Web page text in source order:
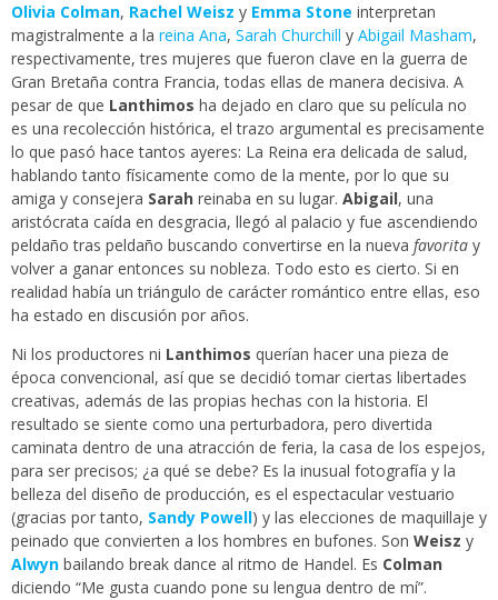
Olivia Colman, Rachel Weisz y Emma Stone interpretan
magistralmente a la reina Ana, Sarah Churchill y Abigail Masham,
respectivamente, tres mujeres que fueron clave en la guerra de
Gran Bretaña contra Francia, todas ellas de manera decisiva. A
pesar de que Lanthimos ha dejado en claro que su película no
es una recolección histórica, el trazo argumental es precisamente
lo que pasó hace tantos ayeres: La Reina era delicada de salud,
hablando tanto físicamente como de la mente, por lo que su
amiga y consejera Sarah reinaba en su lugar. Abigail, una
aristócrata caída en desgracia, llegó al palacio y fue ascendiendo
peldaño tras peldaño buscando convertirse en la nueva favorita y
volver a ganar entonces su nobleza. Todo esto es cierto. Si en
realidad había un triángulo de carácter romántico entre ellas, eso
ha estado en discusión por años.
Ni los productores ni Lanthimos querían hacer una pieza de
época convencional, así que se decidió tomar ciertas libertades
creativas, además de las propias hechas con la historia. El
resultado se siente como una perturbadora, pero divertida
caminata dentro de una atracción de feria, la casa de los espejos,
para ser precisos; ¿a qué se debe? Es la inusual fotografía y la
belleza del diseño de producción, es el espectacular vestuario
(gracias por tanto, Sandy Powell) y las elecciones de maquillaje y
peinado que convierten a los hombres en bufones. Son Weisz y
Alwyn bailando break dance al ritmo de Handel. Es Colman
diciendo “Me gusta cuando pone su lengua dentro de mí”.